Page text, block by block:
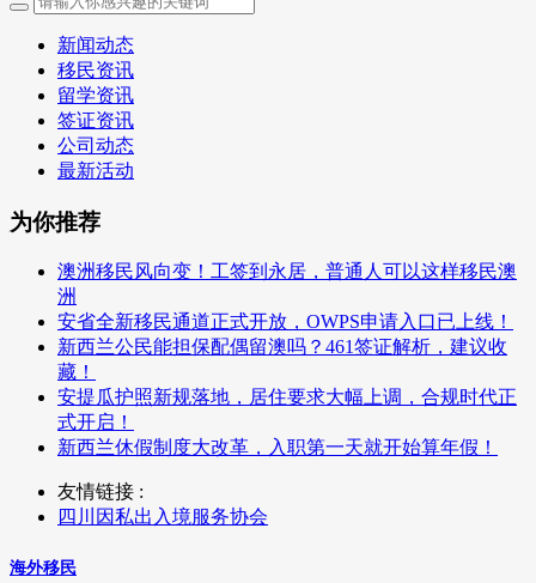
新闻动态
移民资讯
留学资讯
签证资讯
公司动态
最新活动
为你推荐
澳洲移民风向变！工签到永居，普通人可以这样移民澳
洲
安省全新移民通道正式开放，OWPS申请入口已上线！
新西兰公民能担保配偶留澳吗？461签证解析，建议收
藏！
安提瓜护照新规落地，居住要求大幅上调，合规时代正
式开启！
新西兰休假制度大改革，入职第一天就开始算年假！
友情链接 :
四川因私出入境服务协会
海外移民